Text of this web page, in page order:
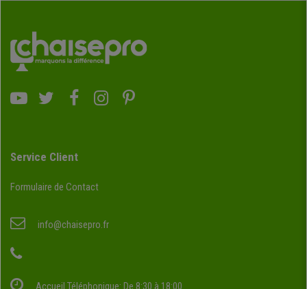
Service Client
Formulaire de Contact
info@chaisepro.fr
Accueil Téléphonique: De 8:30 à 18:00